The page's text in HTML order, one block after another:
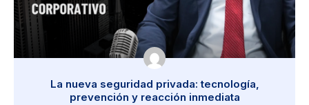
La nueva seguridad privada: tecnología,
prevención y reacción inmediata